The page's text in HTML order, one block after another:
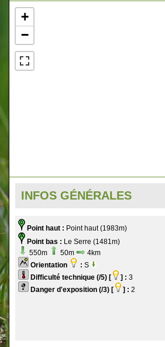
+
−
INFOS GÉNÉRALES
Point haut : Point haut (1983m)
Point bas : Le Serre (1481m)
550m
50m
4km
Orientation
: S
Difficulté technique (/5) [
] : 3
Danger d'exposition (/3) [
] : 2